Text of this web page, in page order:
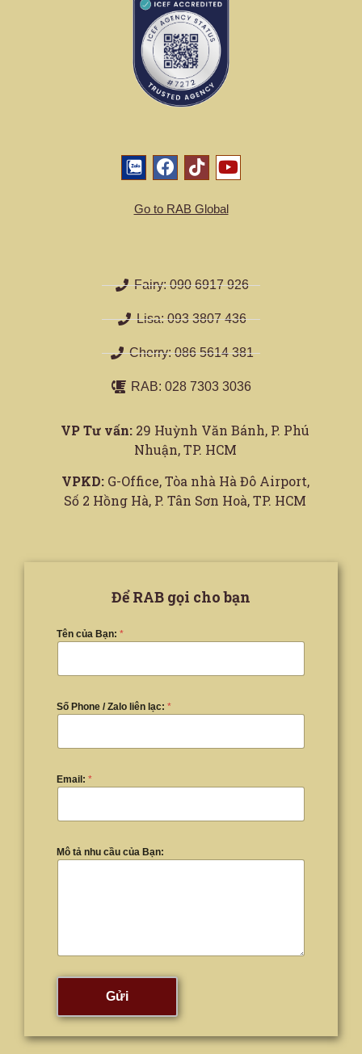
Go to RAB Global
Fairy: 090 6917 926
Lisa: 093 3807 436
Cherry: 086 5614 381
RAB: 028 7303 3036
VP Tư vấn: 29 Huỳnh Văn Bánh, P. Phú
Nhuận, TP. HCM
VPKD:G-Office, Tòa nhà Hà Đô Airport,
Số 2 Hồng Hà, P. Tân Sơn Hoà, TP. HCM
Để RAB gọi cho bạn
Tên của Bạn: *
Số Phone / Zalo liên lạc: *
Email: *
Mô tả nhu cầu của Bạn:
Gửi